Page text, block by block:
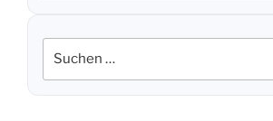
Suchen
nach: